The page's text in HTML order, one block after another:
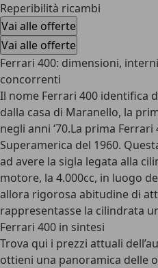
Reperibilità ricambi
Vai alle offerte
Vai alle offerte
Ferrari 400: dimensioni,
concorrenti
Il nome Ferrari 400 identifica
dalla casa di Maranello, la
negli anni ‘70.La prima
Superamerica del 1960.
ad avere la sigla legata alla
motore, la 4.000cc, in luogo
allora rigorosa abitudine di
rappresentasse la cilindrata
Ferrari 400 in sintesi
Trova qui i prezzi attuali
ottieni una panoramica delle